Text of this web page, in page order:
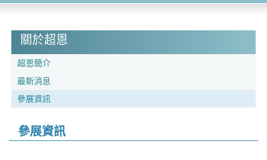
關於超恩
超恩簡介
最新消息
參展資訊
參展資訊